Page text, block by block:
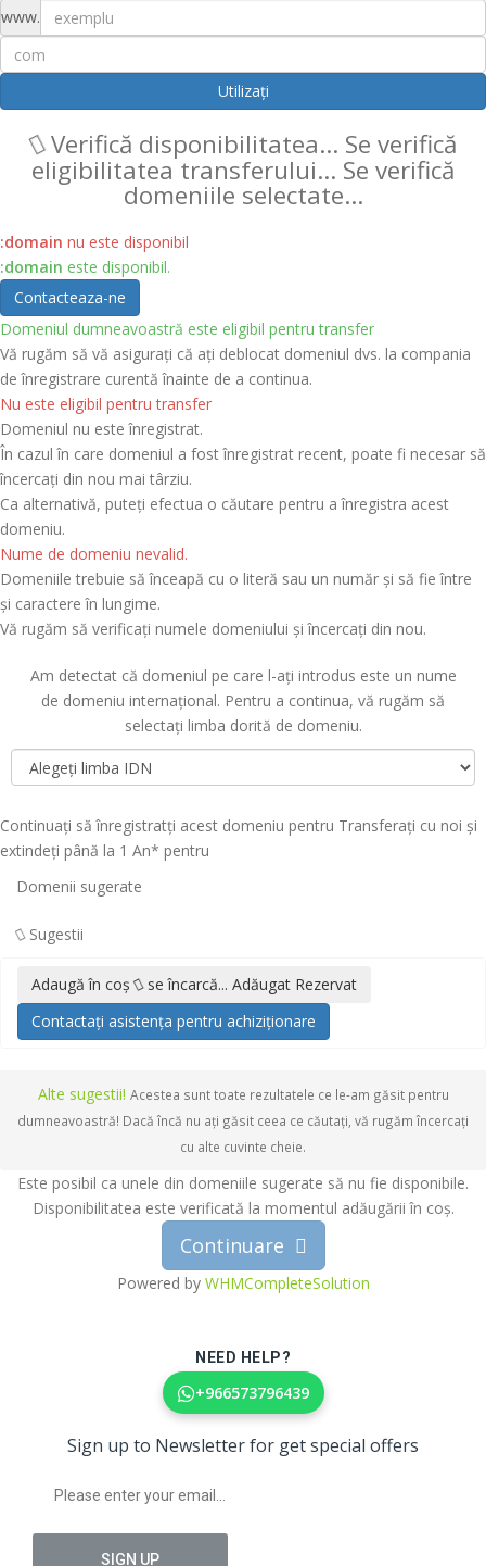
www.
Utilizați
Verifică disponibilitatea... Se verifică
eligibilitatea transferului... Se verifică
domeniile selectate...
:domain nu este disponibil
:domain este disponibil.
Contacteaza-ne
Domeniul dumneavoastră este eligibil pentru transfer
Vă rugăm să vă asigurați că ați deblocat domeniul dvs. la compania
de înregistrare curentă înainte de a continua.
Nu este eligibil pentru transfer
Domeniul nu este înregistrat.
În cazul în care domeniul a fost înregistrat recent, poate fi necesar să
încercați din nou mai târziu.
Ca alternativă, puteți efectua o căutare pentru a înregistra acest
domeniu.
Nume de domeniu nevalid.
Domeniile trebuie să înceapă cu o literă sau un număr și să fie între
și caractere în lungime.
Vă rugăm să verificați numele domeniului și încercați din nou.
Am detectat că domeniul pe care l-ați introdus este un nume
de domeniu internațional. Pentru a continua, vă rugăm să
selectați limba dorită de domeniu.
Continuați să înregistratți acest domeniu pentru Transferați cu noi și
extindeți până la 1 An* pentru
Domenii sugerate
Sugestii
Adaugă în coș se încarcă... Adăugat Rezervat
Contactați asistența pentru achiziționare
Alte sugestii! Acestea sunt toate rezultatele ce le-am găsit pentru
dumneavoastră! Dacă încă nu ați găsit ceea ce căutați, vă rugăm încercați
cu alte cuvinte cheie.
Este posibil ca unele din domeniile sugerate să nu fie disponibile.
Disponibilitatea este verificată la momentul adăugării în coș.
Powered by WHMCompleteSolution
NEED HELP?
+966573796439
Sign up to Newsletter for get special offers